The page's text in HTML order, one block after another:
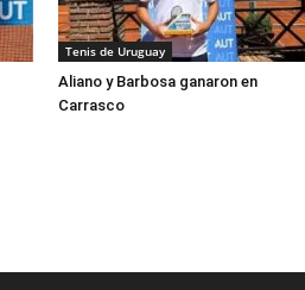
Tenis de Uruguay
Aliano y Barbosa ganaron en
Carrasco